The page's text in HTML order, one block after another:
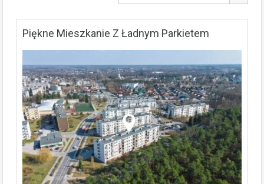
Piękne Mieszkanie Z Ładnym Parkietem